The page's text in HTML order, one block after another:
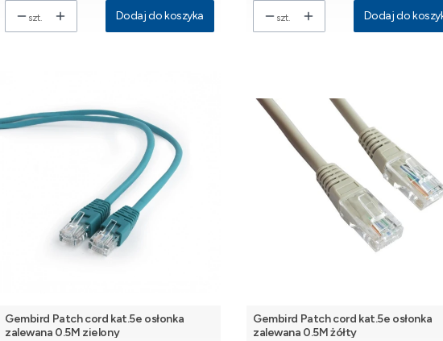
szt. Dodaj do koszyka szt. Dodaj do
Gembird Patch cord kat.5e osłonka
zalewana 0.5M zielony
Gembird Patch cord kat.5e osłonka
zalewana 0.5M żółty